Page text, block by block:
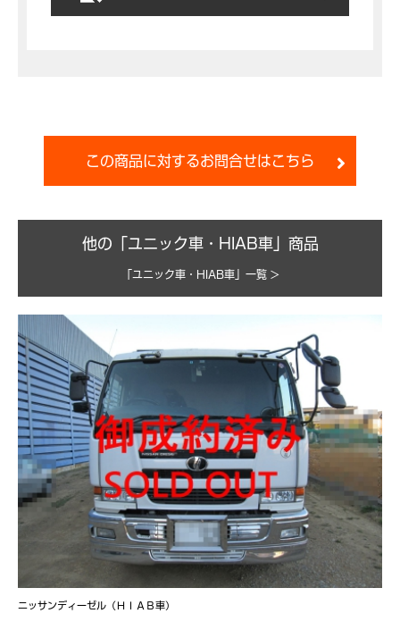
この商品に対するお問合せはこちら
他の「ユニック車・HIAB車」商品
「ユニック車・HIAB車」一覧 >
ニッサンディーゼル（ＨＩＡＢ車）